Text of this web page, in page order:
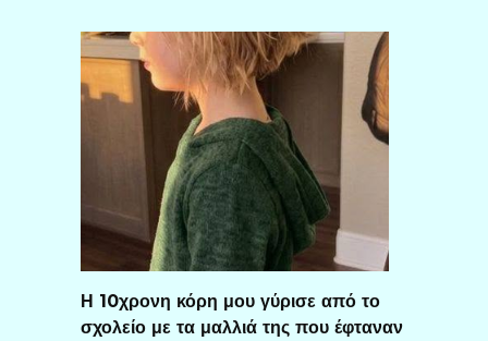
Η 10χρονη κόρη μου γύρισε από το
σχολείο με τα μαλλιά της που έφταναν